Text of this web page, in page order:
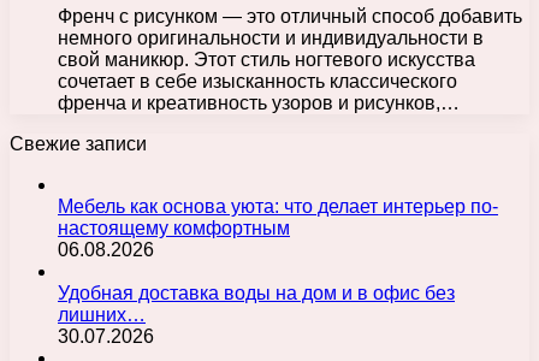
Френч с рисунком — это отличный способ добавить
немного оригинальности и индивидуальности в
свой маникюр. Этот стиль ногтевого искусства
сочетает в себе изысканность классического
френча и креативность узоров и рисунков,…
Свежие записи
Мебель как основа уюта: что делает интерьер по-
настоящему комфортным
06.08.2026
Удобная доставка воды на дом и в офис без
лишних…
30.07.2026